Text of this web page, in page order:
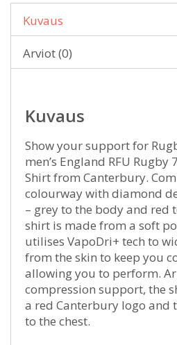
Kuvaus
Arviot (0)
Kuvaus
Show your support for
men’s England RFU Rugby
Shirt from Canterbury.
colourway with diamond
– grey to the body and red
shirt is made from a soft
utilises VapoDri+ tech to
from the skin to keep you
allowing you to perform.
compression support, the
a red Canterbury logo and
to the chest.